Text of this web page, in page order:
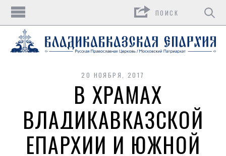
20 НОЯБРЯ, 2017
В ХРАМАХ
ВЛАДИКАВКАЗСКОЙ
ЕПАРХИИ И ЮЖНОЙ